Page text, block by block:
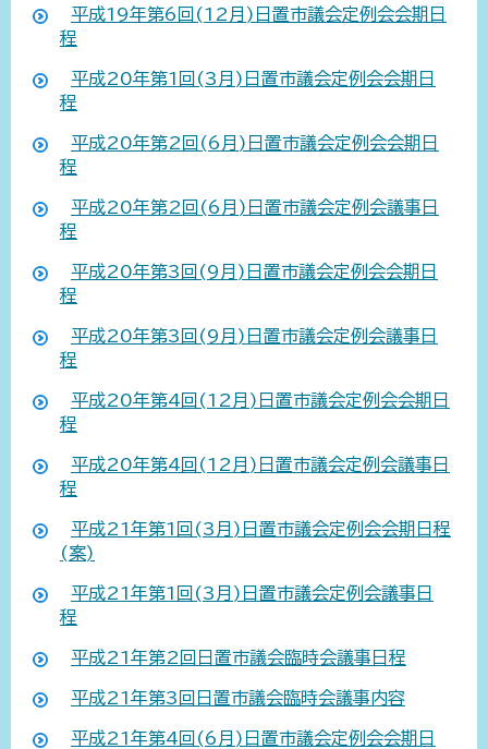
平成19年第6回(12月)日置市議会定例会会期日
程
平成20年第1回(3月)日置市議会定例会会期日
程
平成20年第2回(6月)日置市議会定例会会期日
程
平成20年第2回(6月)日置市議会定例会議事日
程
平成20年第3回(9月)日置市議会定例会会期日
程
平成20年第3回(9月)日置市議会定例会議事日
程
平成20年第4回(12月)日置市議会定例会会期日
程
平成20年第4回(12月)日置市議会定例会議事日
程
平成21年第1回(3月)日置市議会定例会会期日程
(案)
平成21年第1回(3月)日置市議会定例会議事日
程
平成21年第2回日置市議会臨時会議事日程
平成21年第3回日置市議会臨時会議事内容
平成21年第4回(6月)日置市議会定例会会期日